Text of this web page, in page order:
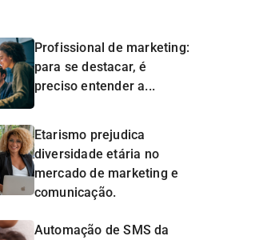
Profissional de marketing:
para se destacar, é
preciso entender a...
Etarismo prejudica
diversidade etária no
mercado de marketing e
comunicação.
Automação de SMS da